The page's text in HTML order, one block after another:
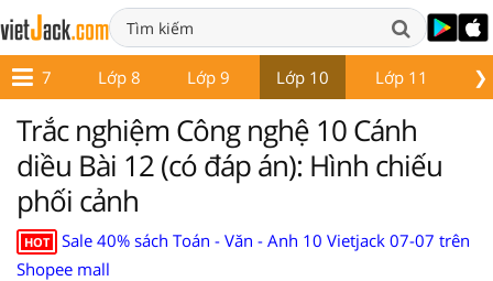
❯
Lớp 7 Lớp 8 Lớp 9 Lớp 10 Lớp 11
Trắc nghiệm Công nghệ 10 Cánh
diều Bài 12 (có đáp án): Hình chiếu
phối cảnh
HOT
Sale 40% sách Toán - Văn - Anh 10 Vietjack 07-07 trên
Shopee mall